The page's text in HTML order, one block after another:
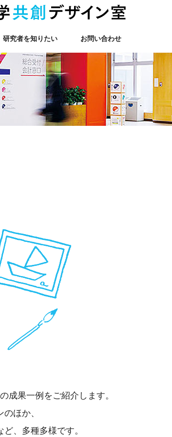
研究者を知りたい お問い合わせ
成果一例をご紹介します。
ほか、
、多種多様です。